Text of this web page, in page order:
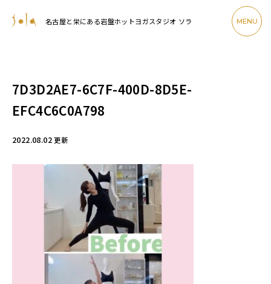
名古屋と栄にある岩盤ホットヨガスタジオ ソラ MENU
7D3D2AE7-6C7F-400D-8D5E-
EFC4C6C0A798
2022.08.02更新